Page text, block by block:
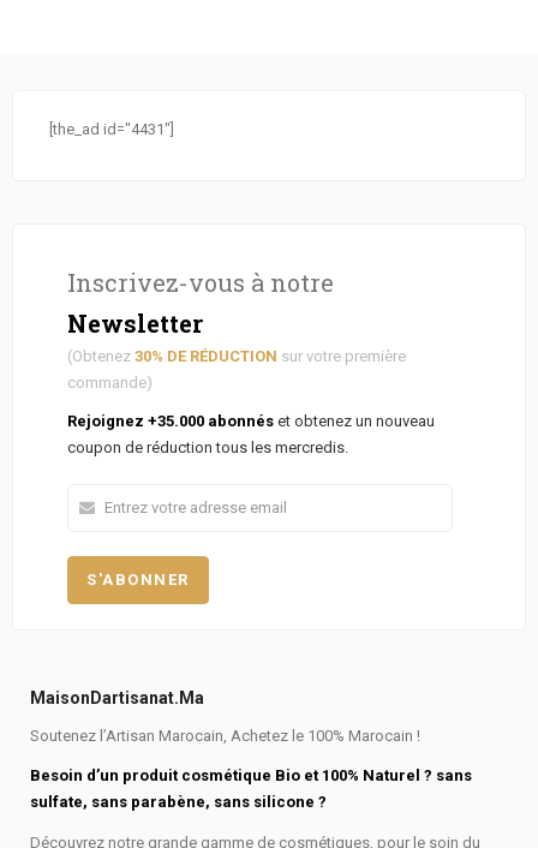
[the_ad id="4431"]
Inscrivez-vous à notre
Newsletter
(Obtenez 30% DE RÉDUCTION sur votre première
commande)
Rejoignez +35.000 abonnés et obtenez un nouveau
coupon de réduction tous les mercredis.
MaisonDartisanat.ma
Soutenez l’Artisan Marocain, Achetez le 100% Marocain !
Besoin d’un produit cosmétique Bio et 100% Naturel ? sans
sulfate, sans parabène, sans silicone ?
Découvrez notre grande gamme de cosmétiques, pour le soin du